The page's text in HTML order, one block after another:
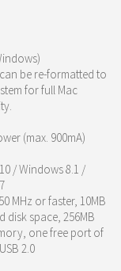
be re-formatted to
for full Mac
(max. 900mA)
/ Windows 8.1 /
MHz or faster, 10MB
disk space, 256MB
one free port of
2.0